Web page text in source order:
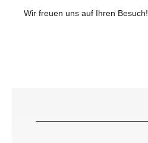
Wir freuen uns auf Ihren Besuch!